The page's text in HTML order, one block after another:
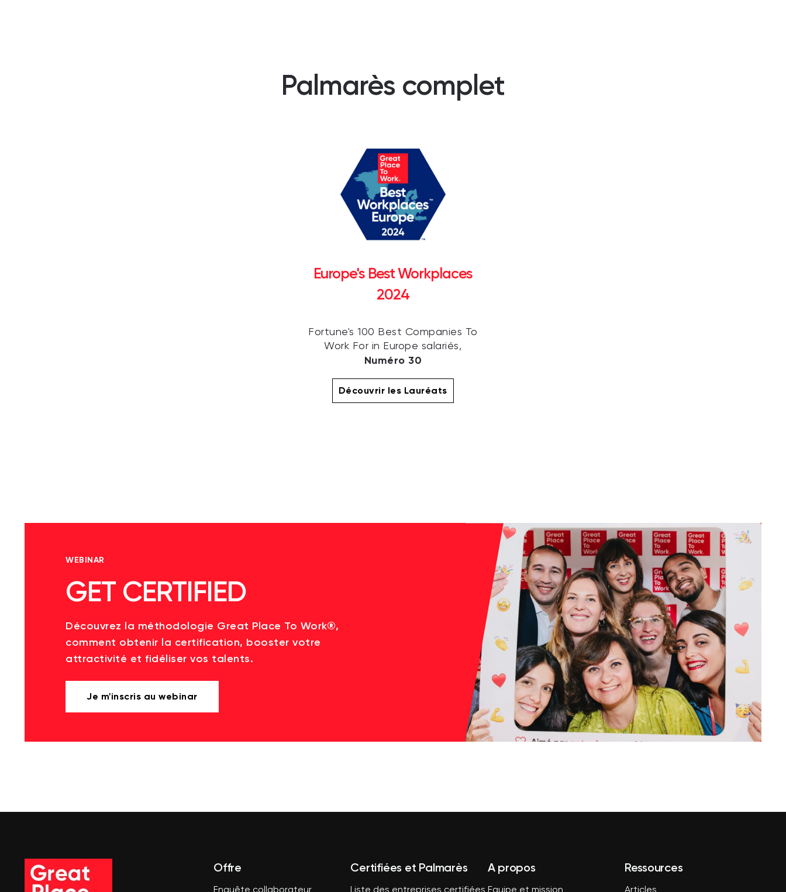
Palmarès complet
Europe's Best Workplaces
2024
Fortune's 100 Best Companies To
Work For in Europe salariés,
Numéro 30
Découvrir les Lauréats
WEBINAR
GET CERTIFIED
Découvrez la méthodologie Great Place To Work®,
comment obtenir la certification, booster votre
attractivité et fidéliser vos talents.
Je m'inscris au webinar
Offre Certifiées et Palmarès A propos Ressources